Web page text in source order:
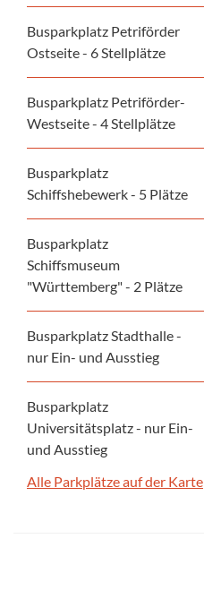
Busparkplatz Petriförder
Ostseite - 6 Stellplätze
Busparkplatz Petriförder-
Westseite - 4 Stellplätze
Busparkplatz
Schiffshebewerk - 5 Plätze
Busparkplatz
Schiffsmuseum
"Württemberg" - 2 Plätze
Busparkplatz Stadthalle -
nur Ein- und Ausstieg
Busparkplatz
Universitätsplatz - nur Ein-
und Ausstieg
Alle Parkplätze auf der Karte